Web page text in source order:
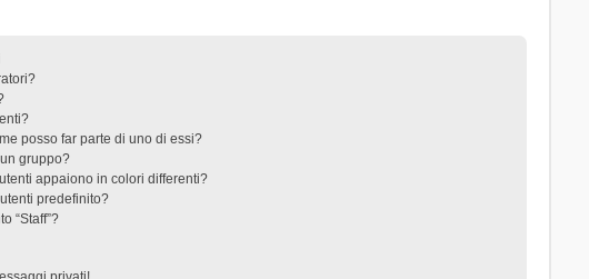
posso far parte di uno di essi?
gruppo?
appaiono in colori differenti?
predefinito?
“Staff”?